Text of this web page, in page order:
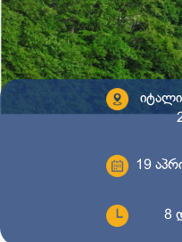
19
8